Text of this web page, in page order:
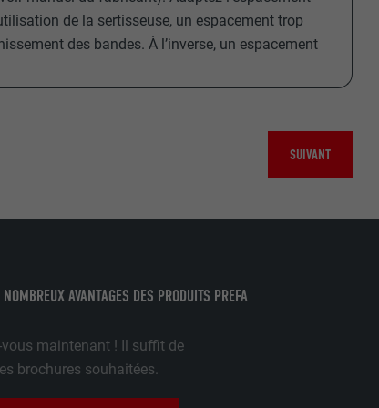
de la sertisseuse, un espacement trop
des bandes. À l’inverse, un espacement
SUIVANT
AVANTAGES DES PRODUITS PREFA
maintenant ! Il suffit de
brochures souhaitées.